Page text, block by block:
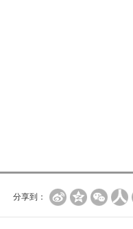
分享到：